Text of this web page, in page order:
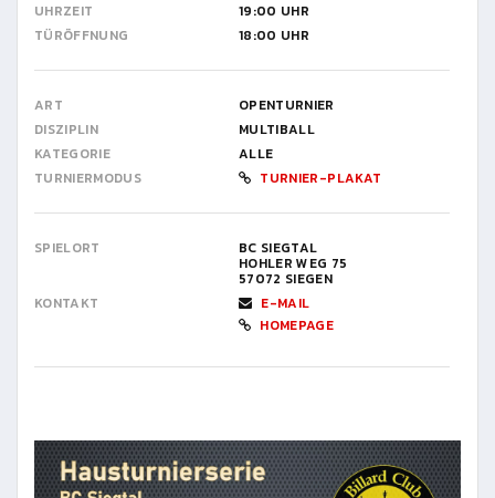
UHRZEIT
19:00 UHR
TÜRÖFFNUNG
18:00 UHR
ART
OPENTURNIER
DISZIPLIN
MULTIBALL
KATEGORIE
ALLE
TURNIERMODUS
TURNIER-PLAKAT
SPIELORT BC SIEGTAL
HOHLER WEG 75
57072 SIEGEN
KONTAKT
E-MAIL
HOMEPAGE